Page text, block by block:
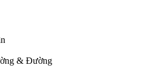
& Đường